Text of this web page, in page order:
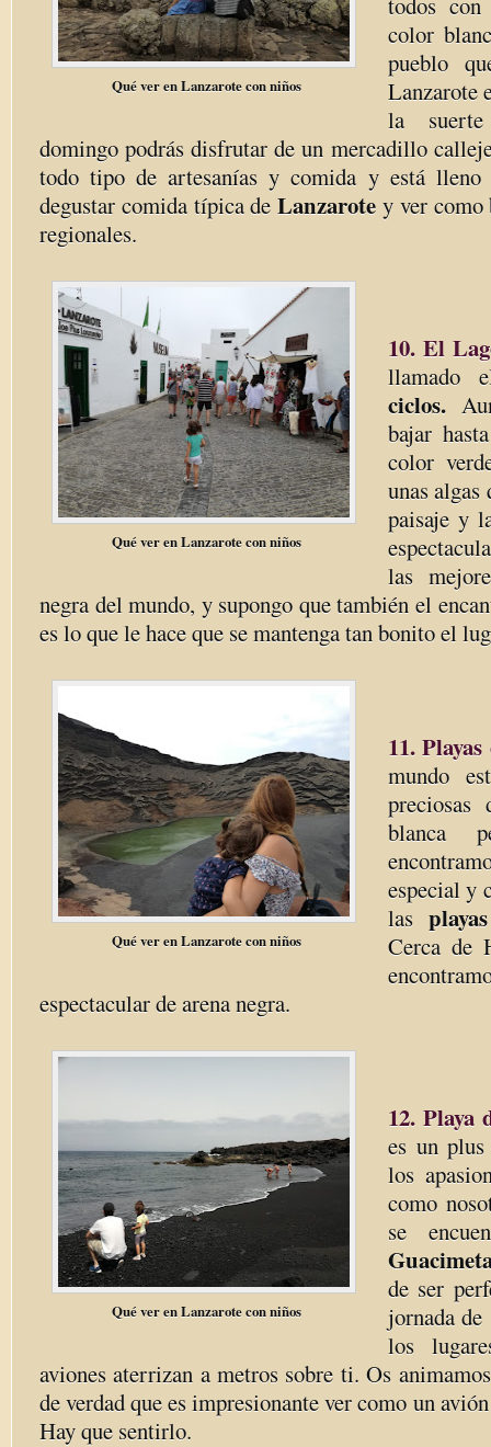
Qué ver en Lanzarote con niños
color
pueblo
Lanzarote
la
domingo podrás disfrutar de un mercadillo
todo tipo de artesanías y comida y está lleno
degustar comida típica deLanzarote y ver
regionales.
Qué ver en Lanzarote con niños
10. El
llamado
ciclos.
bajar
color
unas
paisaje y
las
negra del mundo, y supongo que también el
es lo que le hace que se mantenga tan bonito el
Qué ver en Lanzarote con niños
11.
mundo
preciosas
blanca
especial y
las
Cerca de
espectacular de arena negra.
Qué ver en Lanzarote con niños
12. Playa
es un
los
como
se
de ser
jornada
los
aviones aterrizan a metros sobre ti. Os
de verdad que es impresionante ver como un
Hay que sentirlo.